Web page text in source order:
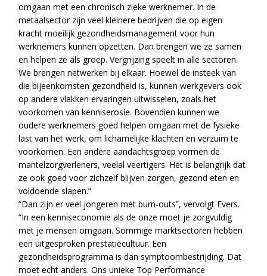
omgaan met een chronisch zieke werknemer. In de
metaalsector zijn veel kleinere bedrijven die op eigen
kracht moeilijk gezondheidsmanagement voor hun
werknemers kunnen opzetten. Dan brengen we ze samen
en helpen ze als groep. Vergrijzing speelt in alle sectoren.
We brengen netwerken bij elkaar. Hoewel de insteek van
die bijeenkomsten gezondheid is, kunnen werkgevers ook
op andere vlakken ervaringen uitwisselen, zoals het
voorkomen van kenniserosie. Bovendien kunnen we
oudere werknemers goed helpen omgaan met de fysieke
last van het werk, om lichamelijke klachten en verzuim te
voorkomen. Een andere aandachtsgroep vormen de
mantelzorgverleners, veelal veertigers. Het is belangrijk dat
ze ook goed voor zichzelf blijven zorgen, gezond eten en
voldoende slapen.”
“Dan zijn er veel jongeren met burn-outs”, vervolgt Evers.
“In een kenniseconomie als de onze moet je zorgvuldig
met je mensen omgaan. Sommige marktsectoren hebben
een uitgesproken prestatiecultuur. Een
gezondheidsprogramma is dan symptoombestrijding. Dat
moet echt anders. Ons unieke Top Performance